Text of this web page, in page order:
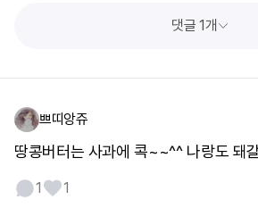
댓글 1개
쁘띠앙쥬
땅콩버터는 사과에 콕~~^^ 나랑도 돼
1 1